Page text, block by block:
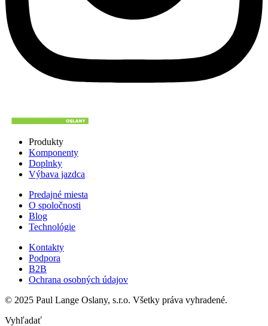
Produkty
Komponenty
Doplnky
Výbava jazdca
Predajné miesta
O spoločnosti
Blog
Technológie
Kontakty
Podpora
B2B
Ochrana osobných údajov
© 2025 Paul Lange Oslany, s.r.o. Všetky práva vyhradené.
Vyhľadať